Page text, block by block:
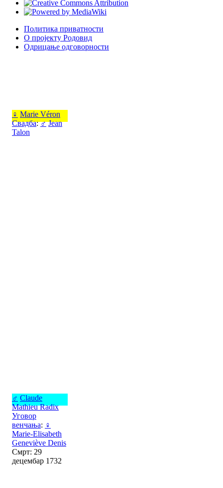
♀ Marie Véron
Свадба:♂ Jean
Talon
♂ Claude
Mathieu Radix
Уговор
венчања: ♀
Marie-Elisabeth
Geneviève Denis
Смрт: 29
децембар 1732
Политика приватности
О пројекту Родовид
Одрицање одговорности